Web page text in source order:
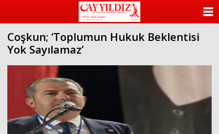
Coşkun; ‘Toplumun Hukuk Beklentisi
Yok Sayılamaz’
KATEGORİLER
ANKETLER
FOTO GALERİ
VİDEO GALERİ